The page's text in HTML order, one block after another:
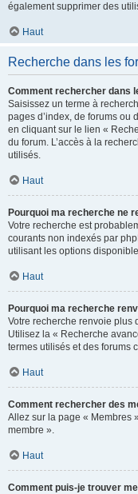
également supprimer des
Haut
Recherche dans les
Comment rechercher dans
Saisissez un terme à
pages d’index, de forums ou
en cliquant sur le lien «
du forum. L’accès à la
utilisés.
Haut
Pourquoi ma recherche ne
Votre recherche est
courants non indexés par
utilisant les options
Haut
Pourquoi ma recherche
Votre recherche renvoie plus
Utilisez la « Recherche
termes utilisés et des forums
Haut
Comment rechercher des
Allez sur la page « Membres
membre ».
Haut
Comment puis-je trouver